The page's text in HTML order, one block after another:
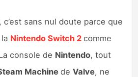
c’est sans nul doute parce que
Nintendo Switch 2 comme
console de Nintendo, tout
MachinedeValve, ne